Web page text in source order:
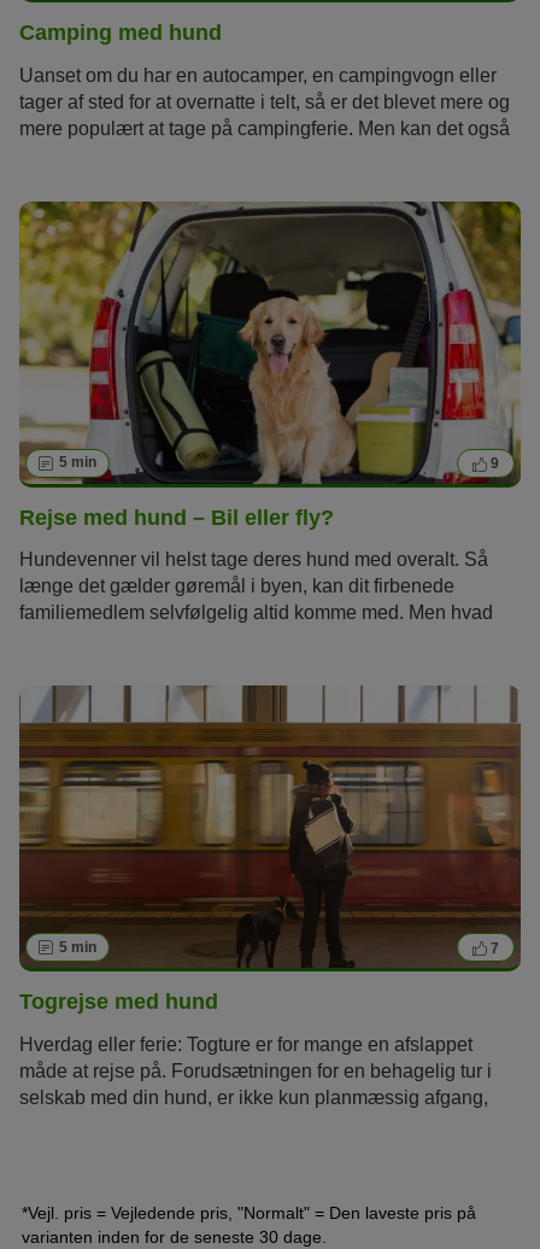
Camping med hund
Uanset om du har en autocamper, en campingvogn eller
tager af sted for at overnatte i telt, så er det blevet mere og
mere populært at tage på campingferie. Men kan det også
hunden, og hvor skal hunden sove?
5 min 9
Rejse med hund – Bil eller fly?
Hundevenner vil helst tage deres hund med overalt. Så
længe det gælder gøremål i byen, kan dit firbenede
familiemedlem selvfølgelig altid komme med. Men hvad
skal hundeejere hellere tage bilen på de lange ture?
5 min 7
Togrejse med hund
Hverdag eller ferie: Togture er for mange en afslappet
måde at rejse på. Forudsætningen for en behagelig tur i
selskab med din hund, er ikke kun planmæssig afgang,
*Vejl. pris = Vejledende pris, "Normalt" = Den laveste pris på
varianten inden for de seneste 30 dage.